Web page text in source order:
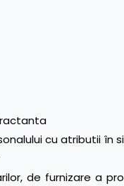
cu atributii în
de furnizare a